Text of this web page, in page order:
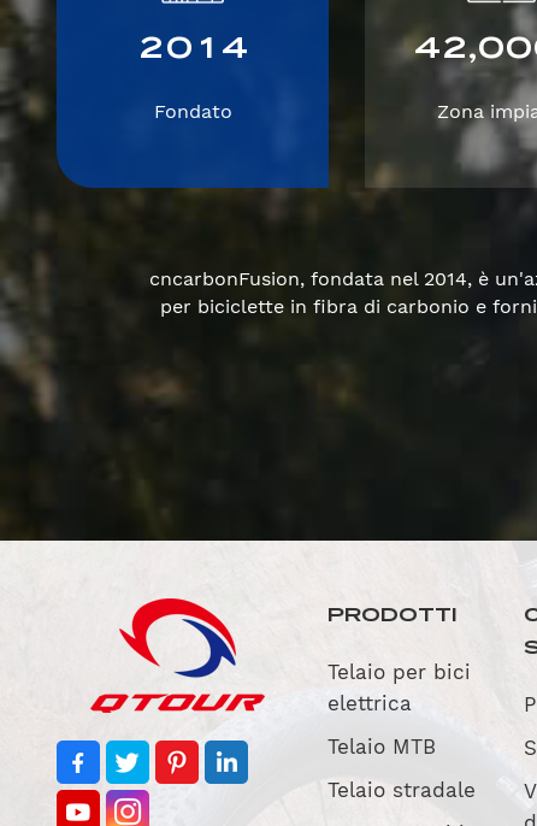
20 1 4
Fondato
42,00
Zona
cncarbonFusion, fondata nel 2014, è
per biciclette in fibra di carbonio e
PRODOTTI
Telaio per bici
elettrica
Telaio MTB
Telaio stradale